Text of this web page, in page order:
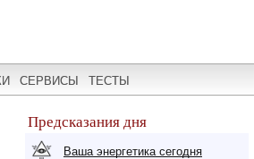
СЕРВИСЫ ТЕСТЫ
Предсказания дня
Ваша энергетика сегодня